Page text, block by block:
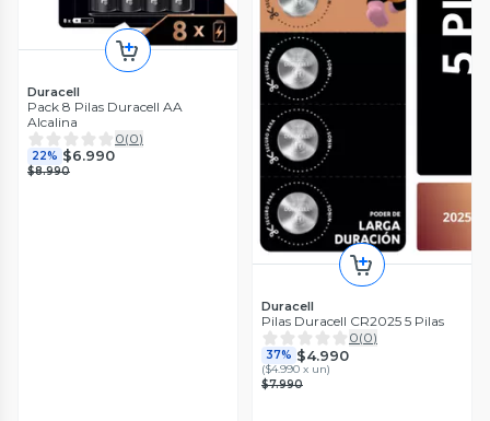
Duracell
Pack 8 Pilas Duracell AA
Alcalina
0(0)
22% $6.990
$8.990
Duracell
Pilas Duracell CR2025 5 Pilas
0(0)
37% $4.990
($4.990 x un)
$7.990